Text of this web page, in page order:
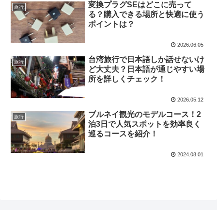
旅行
変換プラグSEはどこに売って
る？購入できる場所と快適に使う
ポイントは？
2026.06.05
旅行
台湾旅行で日本語しか話せないけ
ど大丈夫？日本語が通じやすい場
所を詳しくチェック！
2026.05.12
旅行
ブルネイ観光のモデルコース！2
泊3日で人気スポットを効率良く
巡るコースを紹介！
2024.08.01